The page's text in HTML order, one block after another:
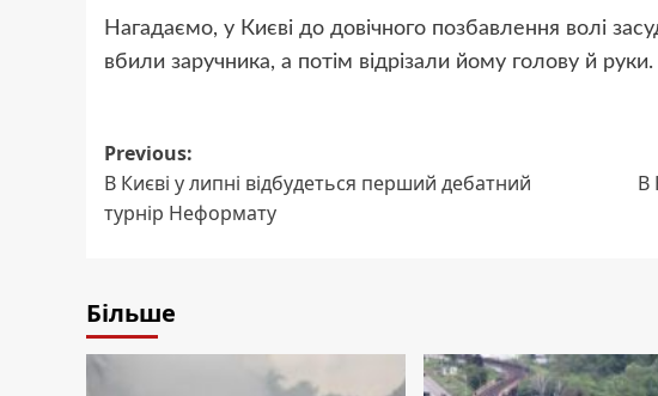
Нагадаємо, у Києві до довічного позбавлення волі
вбили заручника, а потім відрізали йому голову й руки.
Post
navigation
Previous:
В Києві у липні відбудеться перший дебатний
турнір Неформату
В
Більше